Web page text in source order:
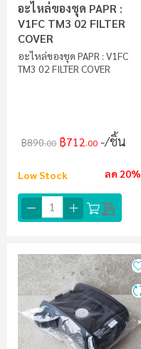
อะไหล่ของชุด PAPR :
V1FC TM3 02 FILTER
COVER
อะไหล่ของชุด PAPR : V1FC
TM3 02 FILTER COVER
฿890.00 ฿712.00 /ชิ้น
Low Stock ลด 20%